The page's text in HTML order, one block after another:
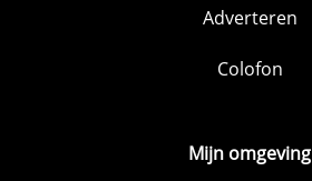
Adverteren
Colofon
Mijn omgeving